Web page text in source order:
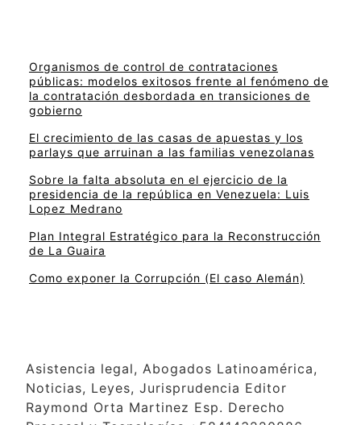
Organismos de control de contrataciones
públicas: modelos exitosos frente al fenómeno de
la contratación desbordada en transiciones de
gobierno
El crecimiento de las casas de apuestas y los
parlays que arruinan a las familias venezolanas
Sobre la falta absoluta en el ejercicio de la
presidencia de la república en Venezuela: Luis
Lopez Medrano
Plan Integral Estratégico para la Reconstrucción
de La Guaira
Como exponer la Corrupción (El caso Alemán)
Asistencia legal, Abogados Latinoamérica,
Noticias, Leyes, Jurisprudencia Editor
Raymond Orta Martinez Esp. Derecho